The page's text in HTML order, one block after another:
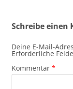
Schreibe einen
Deine E-Mail-
Erforderliche
Kommentar *